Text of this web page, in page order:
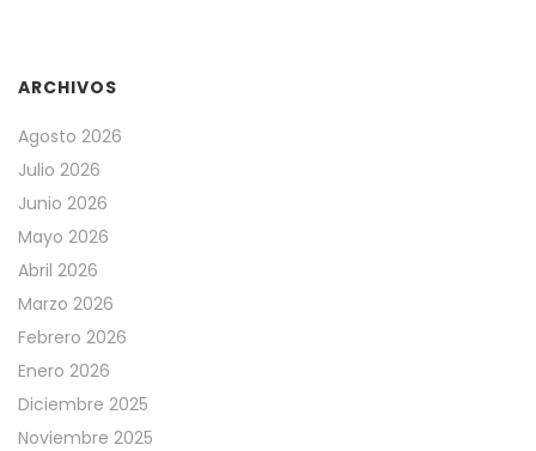
ARCHIVOS
Agosto 2026
Julio 2026
Junio 2026
Mayo 2026
Abril 2026
Marzo 2026
Febrero 2026
Enero 2026
Diciembre 2025
Noviembre 2025